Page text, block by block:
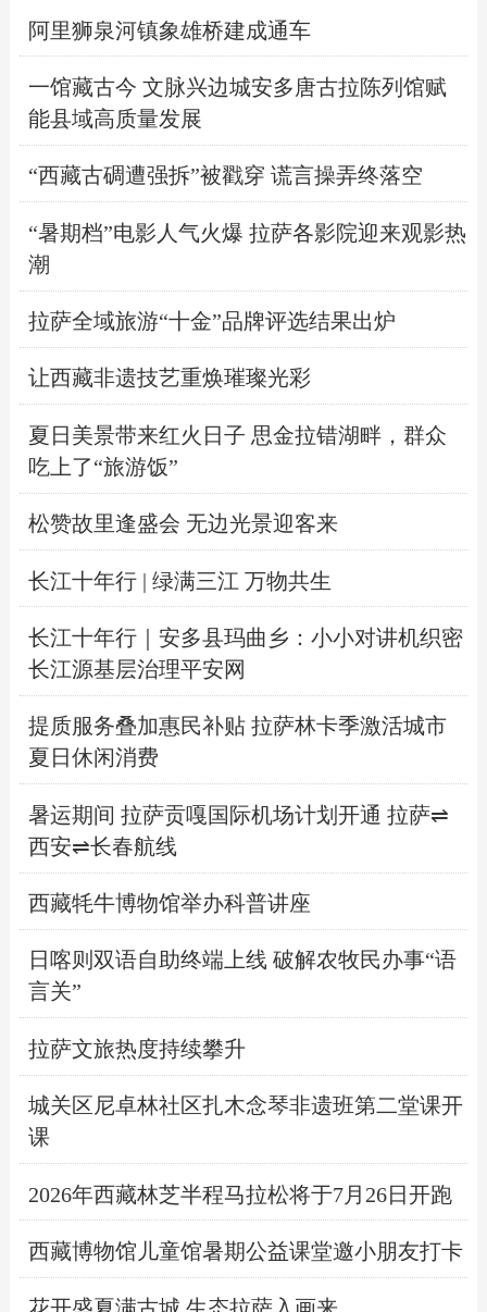
阿里狮泉河镇象雄桥建成通车
一馆藏古今 文脉兴边城安多唐古拉陈列馆赋
能县域高质量发展
“西藏古碉遭强拆”被戳穿 谎言操弄终落空
“暑期档”电影人气火爆 拉萨各影院迎来观影热
潮
拉萨全域旅游“十金”品牌评选结果出炉
让西藏非遗技艺重焕璀璨光彩
夏日美景带来红火日子 思金拉错湖畔，群众
吃上了“旅游饭”
松赞故里逢盛会 无边光景迎客来
长江十年行 | 绿满三江 万物共生
长江十年行｜安多县玛曲乡：小小对讲机织密
长江源基层治理平安网
提质服务叠加惠民补贴 拉萨林卡季激活城市
夏日休闲消费
暑运期间 拉萨贡嘎国际机场计划开通 拉萨⇌
西安⇌长春航线
西藏牦牛博物馆举办科普讲座
日喀则双语自助终端上线 破解农牧民办事“语
言关”
拉萨文旅热度持续攀升
城关区尼卓林社区扎木念琴非遗班第二堂课开
课
2026年西藏林芝半程马拉松将于7月26日开跑
西藏博物馆儿童馆暑期公益课堂邀小朋友打卡